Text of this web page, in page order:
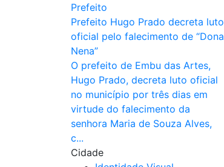
Prefeito
Prefeito Hugo Prado decreta luto
oficial pelo falecimento de “Dona
Nena”
O prefeito de Embu das Artes,
Hugo Prado, decreta luto oficial
no município por três dias em
virtude do falecimento da
senhora Maria de Souza Alves,
c...
Cidade